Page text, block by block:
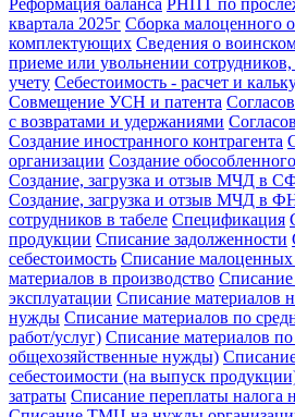
Реформация баланса РНПТ по
квартала 2025г Сборка малоценного
комплектующих Сведения о
приеме или увольнении
учету Себестоимость - расчет и
Совмещение УСН и патента
с возвратами и удержаниями
Создание иностранного контрагента
организации Создание
Создание, загрузка и отзыв МЧД в
Создание, загрузка и отзыв МЧД в
сотрудников в табеле Спецификация
продукции Списание задолженности
себестоимость Списание малоценных
материалов в производство Списание
эксплуатации Списание материалов
нужды Списание материалов по
работ/услуг) Списание материалов
общехозяйственные нужды)
себестоимости (на выпуск
затраты Списание переплаты налога